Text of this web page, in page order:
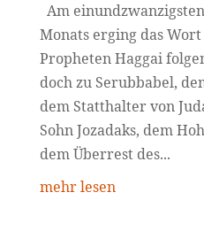
Am
Monats erging das
Propheten Haggai
doch zu Serubbabel,
dem Statthalter von
Sohn Jozadaks, dem
dem Überrest des...
mehr lesen